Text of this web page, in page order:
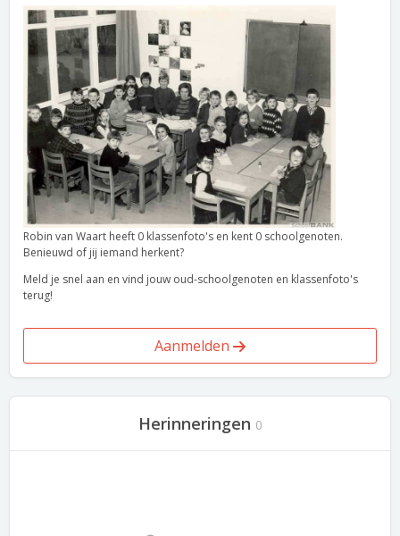
Robin van Waart heeft 0 klassenfoto's en kent 0 schoolgenoten.
Benieuwd of jij iemand herkent?
Meld je snel aan en vind jouw oud-schoolgenoten en klassenfoto's
terug!
Aanmelden
Herinneringen 0